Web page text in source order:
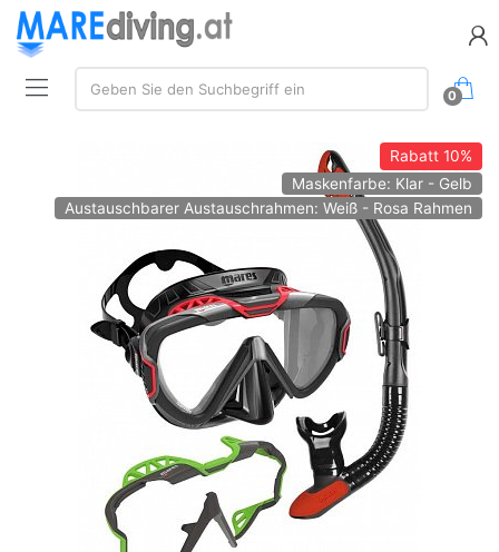
Suchen:
Geben Sie den Suchbegriff ein
0
Rabatt10%
Maskenfarbe: Klar - Gelb
Austauschbarer Austauschrahmen: Weiß - Rosa Rahmen